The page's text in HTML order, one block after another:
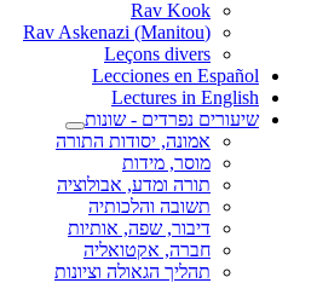
Rav Kook
(Rav Askenazi (Manitou
Leçons divers
Lecciones en Español
Lectures in English
שיעורים נפרדים - שונות
אמונה, יסודות התורה
מוסר, מידות
תורה ומדע, אבולוציה
תשובה והלכותיה
דיבור, שפה, אותיות
חברה, אקטואליה
תהליך הגאולה וציונות